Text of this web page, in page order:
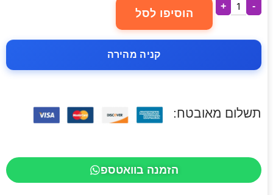
-
+
הוסיפו לסל
קניה מהירה
תשלום מאובטח:
הזמנה בוואטספ